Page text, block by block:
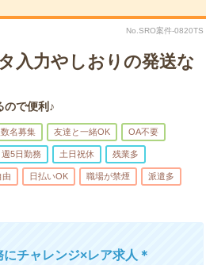
No.SRO案件-0820TS
入力やしおりの発送な
で便利♪
名募集 友達と一緒OK OA不要
週5日勤務 土日祝休 残業多
由 日払いOK 職場が禁煙 派遣多
チャレンジ×レア求人＊